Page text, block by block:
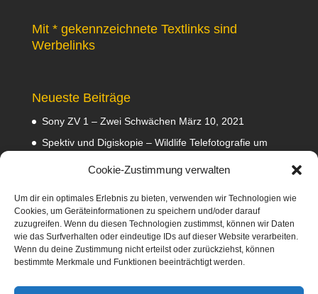
Cookie-Zustimmung verwalten
Um dir ein optimales Erlebnis zu bieten, verwenden wir Technologien wie
Cookies, um Geräteinformationen zu speichern und/oder darauf
zuzugreifen. Wenn du diesen Technologien zustimmst, können wir Daten
wie das Surfverhalten oder eindeutige IDs auf dieser Website verarbeiten.
Wenn du deine Zustimmung nicht erteilst oder zurückziehst, können
bestimmte Merkmale und Funktionen beeinträchtigt werden.
Mit * gekennzeichnete Textlinks sind
Werbelinks
Neueste Beiträge
Sony ZV 1 – Zwei Schwächen März 10, 2021
Spektiv und Digiskopie – Wildlife Telefotografie um
2020
Empfehlungen Februar 8, 2020
Abmahnung wegen Fotos Januar 31, 2020
Diese Webseite nimmt am Amazon-Partnerprogramm